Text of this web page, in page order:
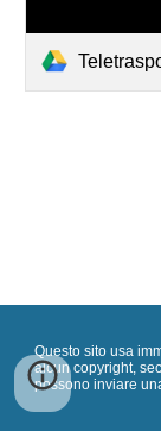
Questo sito usa
alcun copyright,
possono inviare